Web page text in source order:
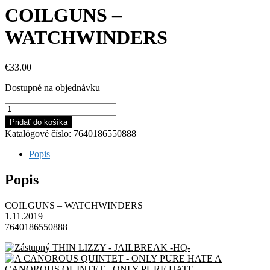
COILGUNS –
WATCHWINDERS
€33.00
Dostupné na objednávku
množstvo
COILGUNS
-
WATCHWINDERS
Pridať do košíka
Katalógové číslo: 7640186550888
Popis
Popis
COILGUNS – WATCHWINDERS
1.11.2019
7640186550888
THIN LIZZY - JAILBREAK -HQ-
A